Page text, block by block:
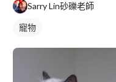
Sarry Lin砂礫老師
寵物